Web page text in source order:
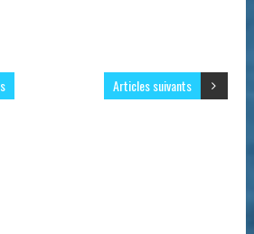
Articles suivants